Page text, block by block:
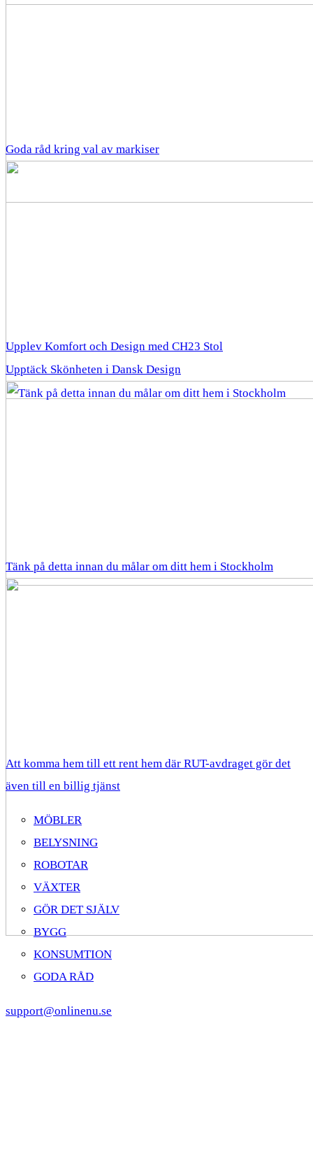
Goda råd kring val av markiser
Upplev Komfort och Design med CH23 Stol
Upptäck Skönheten i Dansk Design
Tänk på detta innan du målar om ditt hem i Stockholm
Att komma hem till ett rent hem där RUT-avdraget gör det
även till en billig tjänst
MÖBLER
BELYSNING
ROBOTAR
VÄXTER
GÖR DET SJÄLV
BYGG
KONSUMTION
GODA RÅD
support@onlinenu.se